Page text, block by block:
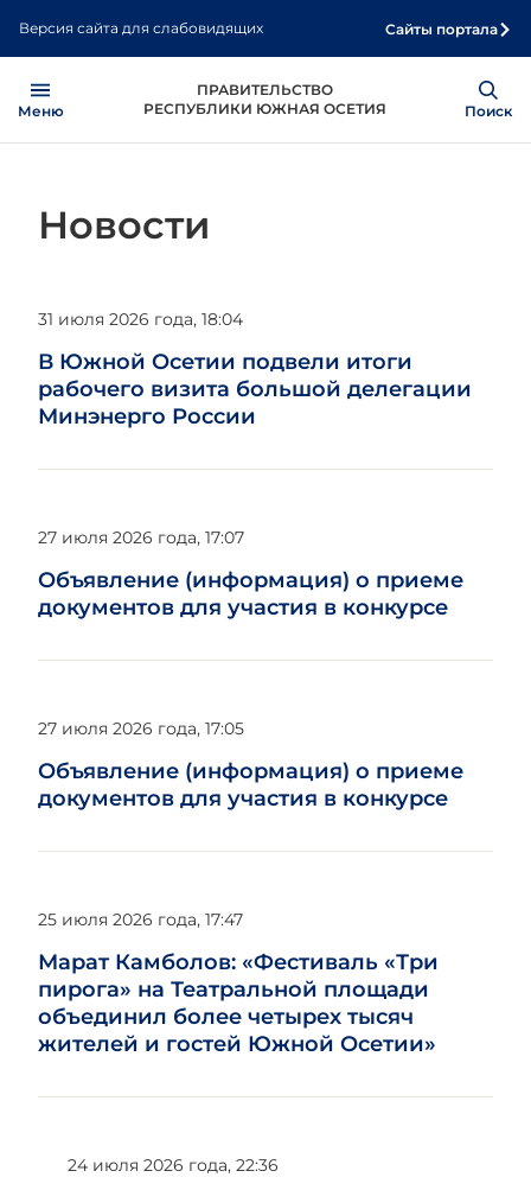
содержанию
Версия сайта для слабовидящих Сайты портала
ПРАВИТЕЛЬСТВО
РЕСПУБЛИКИ ЮЖНАЯ ОСЕТИЯ
Меню
Show
Поиск
Новости
В Южной Осетии подвели итоги
рабочего визита большой делегации
Минэнерго России
31 июля 2026 года, 18:04
Объявление (информация) о приеме
документов для участия в конкурсе
27 июля 2026 года, 17:07
Объявление (информация) о приеме
документов для участия в конкурсе
27 июля 2026 года, 17:05
Марат Камболов: «Фестиваль «Три
пирога» на Театральной площади
объединил более четырех тысяч
жителей и гостей Южной Осетии»
25 июля 2026 года, 17:47
24 июля 2026 года, 22:36